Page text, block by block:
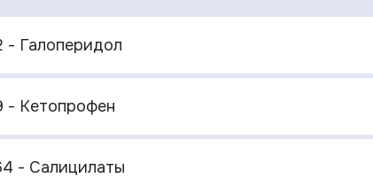
- Галоперидол
- Кетопрофен
- Салицилаты